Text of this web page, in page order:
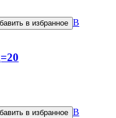
в избранное В
в избранное В